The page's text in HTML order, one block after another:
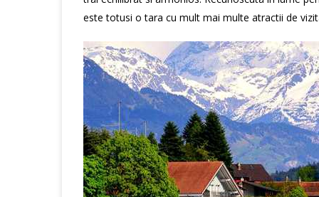
este totusi o tara cu mult mai multe atractii de